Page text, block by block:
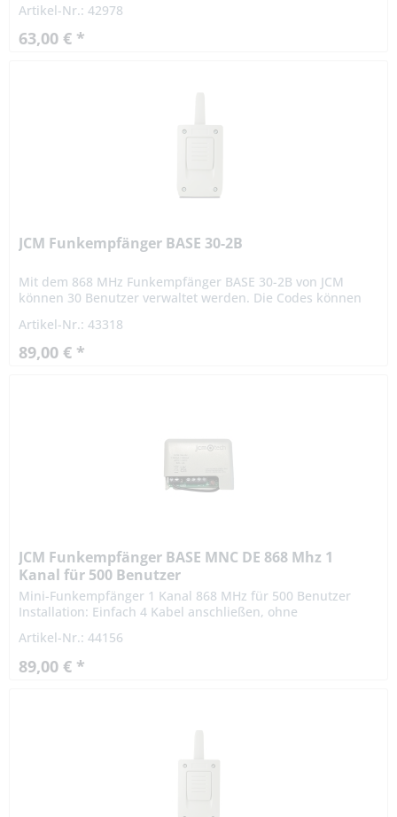
Benutzer Interner...
Artikel-Nr.: 42978
63,00 € *
JCM Funkempfänger BASE 30-2B
Mit dem 868 MHz Funkempfänger BASE 30-2B von JCM
können 30 Benutzer verwaltet werden. Die Codes können
gelöscht werden....
Artikel-Nr.: 43318
89,00 € *
JCM Funkempfänger BASE MNC DE 868 Mhz 1
Kanal für 500 Benutzer
Mini-Funkempfänger 1 Kanal 868 MHz für 500 Benutzer
Installation: Einfach 4 Kabel anschließen, ohne
Programmierung von bis zu...
Artikel-Nr.: 44156
89,00 € *